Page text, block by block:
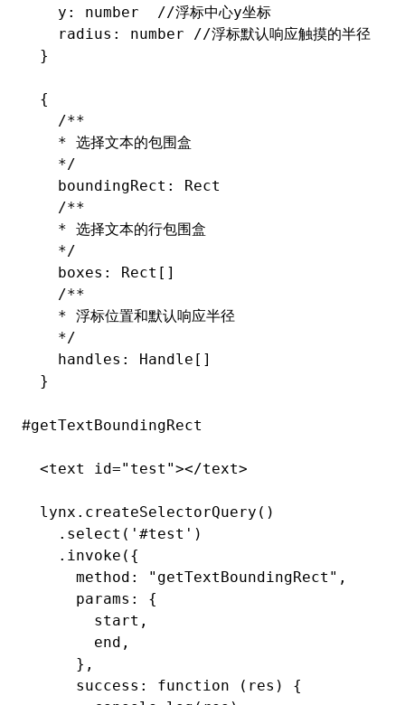
  y
: number
  //浮标中心y坐标
  radius
: number //浮标默认响应触摸的半径
}
{
  /**
  * 选择文本的包围盒
  */
  boundingRect
:
Rect
  /**
  * 选择文本的行包围盒
  */
  boxes
:
Rect[]
  /**
  * 浮标位置和默认响应半径
  */
  handles
:
Handle[]
}
#getTextBoundingRect
<text id="test"></text>
lynx .createSelectorQuery ()
  .select
( '#test' )
  .invoke
({
    method
: "getTextBoundingRect" ,
    params
:
{
      start
,
      end
,
    }
,
    success
: function (res) {